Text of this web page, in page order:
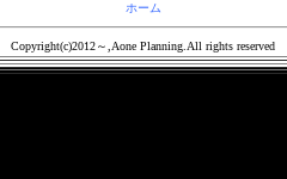
ホーム
Copyright(c)2012～,Aone Planning.All rights reserved